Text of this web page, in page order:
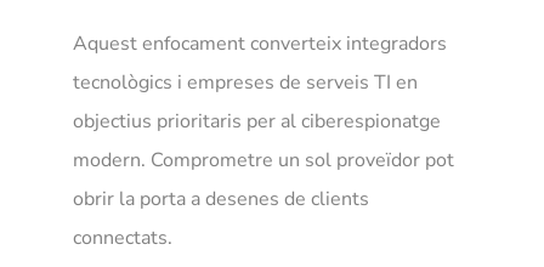
Aquest enfocament converteix integradors
tecnològics i empreses de serveis TI en
objectius prioritaris per al ciberespionatge
modern. Comprometre un sol proveïdor pot
obrir la porta a desenes de clients
connectats.